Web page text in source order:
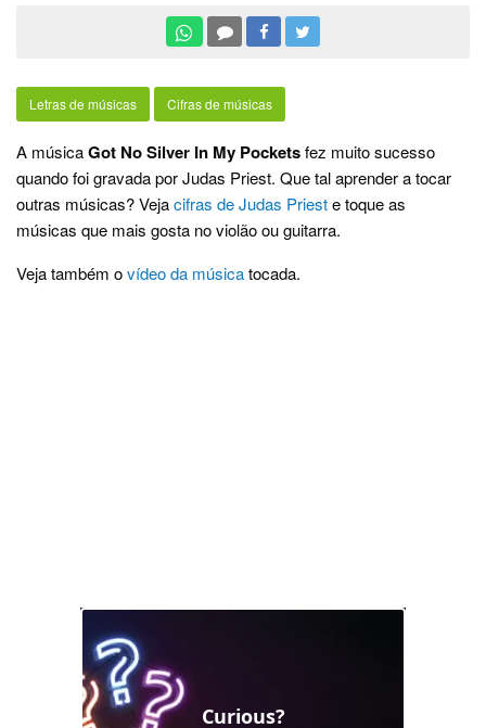
Letras de músicas Cifras de músicas
A músicaGot No Silver In My Pocketsfez muito sucesso
quando foi gravada por Judas Priest. Que tal aprender a tocar
outras músicas? Vejacifras de Judas Prieste toque as
músicas que mais gosta no violão ou guitarra.
Veja também ovídeo da músicatocada.